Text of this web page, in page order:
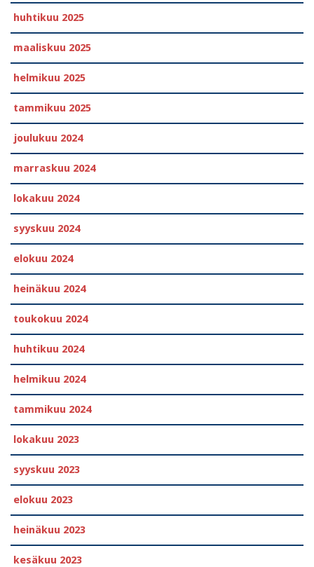
huhtikuu 2025
maaliskuu 2025
helmikuu 2025
tammikuu 2025
joulukuu 2024
marraskuu 2024
lokakuu 2024
syyskuu 2024
elokuu 2024
heinäkuu 2024
toukokuu 2024
huhtikuu 2024
helmikuu 2024
tammikuu 2024
lokakuu 2023
syyskuu 2023
elokuu 2023
heinäkuu 2023
kesäkuu 2023